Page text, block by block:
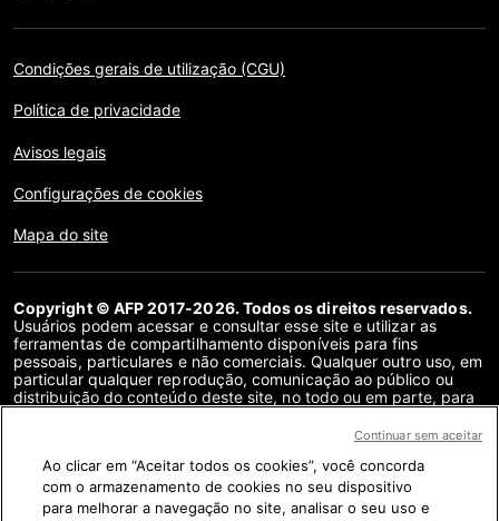
Condições gerais de utilização (CGU)
Política de privacidade
Avisos legais
Configurações de cookies
Mapa do site
Copyright © AFP 2017-2026. Todos os direitos reservados.
Usuários podem acessar e consultar esse site e utilizar as
ferramentas de compartilhamento disponíveis para fins
pessoais, particulares e não comerciais. Qualquer outro uso, em
particular qualquer reprodução, comunicação ao público ou
distribuição do conteúdo deste site, no todo ou em parte, para
contrato de licença específico assinado com a AFP, é
meio de links no conteúdo de verificação de fatos são
fornecidos na medida necessária para a correta compreensão
da checagem da informação em questão. A AFP não obteve
Ao clicar em “Aceitar todos os cookies”, você concorda
com o armazenamento de cookies no seu dispositivo
para melhorar a navegação no site, analisar o seu uso e
Continuar sem aceitar